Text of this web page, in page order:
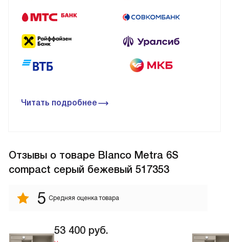
Читать подробнее
Отзывы о товаре Blanco Metra 6S
compact серый бежевый 517353
5 Средняя оценка товара
53 400 руб.